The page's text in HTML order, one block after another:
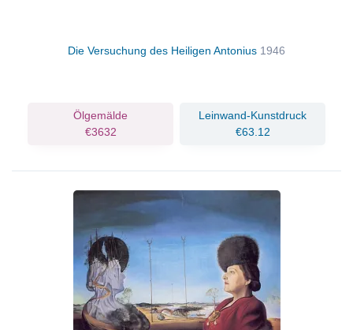
Die Versuchung des Heiligen Antonius 1946
Ölgemälde
€3632
Leinwand-Kunstdruck
€63.12